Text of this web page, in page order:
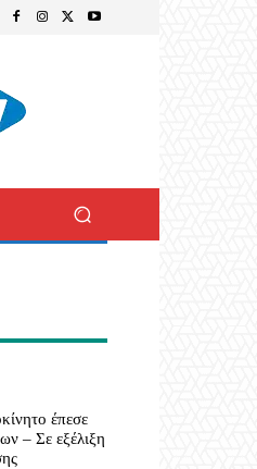
έπεσε
– Σε εξέλιξη